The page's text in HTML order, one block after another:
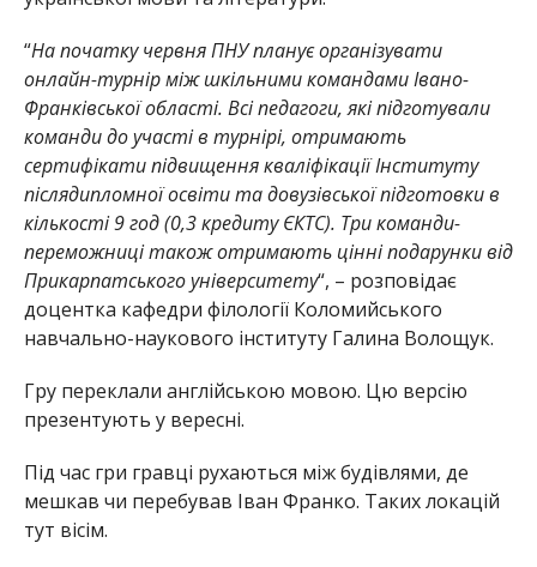
“На початку червня ПНУ планує організувати
онлайн-турнір між шкільними командами Івано-
Франківської області. Всі педагоги, які підготували
команди до участі в турнірі, отримають
сертифікати підвищення кваліфікації Інституту
післядипломної освіти та довузівської підготовки в
кількості 9 год (0,3 кредиту ЄКТС). Три команди-
переможниці також отримають цінні подарунки від
Прикарпатського університету“, – розповідає
доцентка кафедри філології Коломийського
навчально-наукового інституту Галина Волощук.
Гру переклали англійською мовою. Цю версію
презентують у вересні.
Під час гри гравці рухаються між будівлями, де
мешкав чи перебував Іван Франко. Таких локацій
тут вісім.